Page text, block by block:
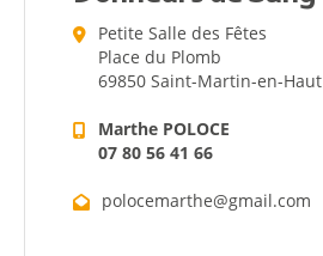
Petite Salle des Fêtes
Place du Plomb
69850 Saint-Martin-en-Haut
Marthe POLOCE
07 80 56 41 66
polocemarthe@gmail.com